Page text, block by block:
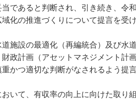
であると判断され、引き続き、令
化の推進づくりについて提言を受け
道施設の最適化（再編統合）及び水
政計画（アセットマネジメント計
かつ適切な判断がなされるよう提
おいて、有収率の向上に向けた取り